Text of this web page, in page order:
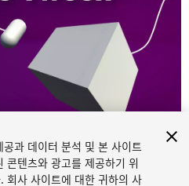
과 데이터 분석 및 본 사이트
콘텐츠와 광고를 제공하기 위
회사 사이트에 대한 귀하의 사